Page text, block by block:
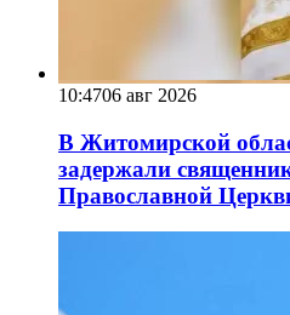
10:4706 авг 2026
В Житомирской
задержали
Православной